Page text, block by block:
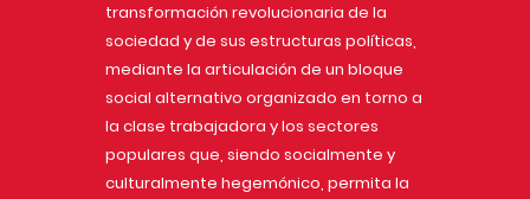
transformación revolucionaria de la
sociedad y de sus estructuras políticas,
mediante la articulación de un bloque
social alternativo organizado en torno a
la clase trabajadora y los sectores
populares que, siendo socialmente y
culturalmente hegemónico, permita la